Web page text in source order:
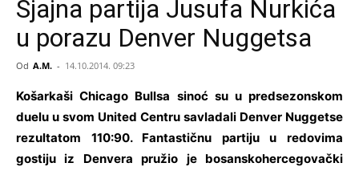
Sjajna partija Jusufa Nurkića
u porazu Denver Nuggetsa
Od A.M. - 14.10.2014. 09:23
Košarkaši Chicago Bullsa sinoć su u predsezonskom
duelu u svom United Centru savladali Denver Nuggetse
rezultatom 110:90. Fantastičnu partiju u redovima
gostiju iz Denvera pružio je bosanskohercegovački